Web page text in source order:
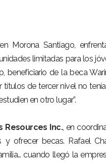
Morona Santiago,
limitadas para los
beneficiario de la beca
títulos de tercer nivel no
en otro lugar”.
Resources Inc., en
ofrecer becas. Rafael
cuando llegó la